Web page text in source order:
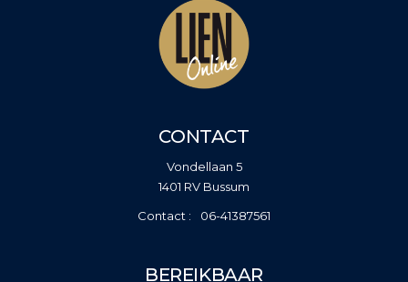
CONTACT
Vondellaan 5
1401 RV Bussum
06-41387561
BEREIKBAAR